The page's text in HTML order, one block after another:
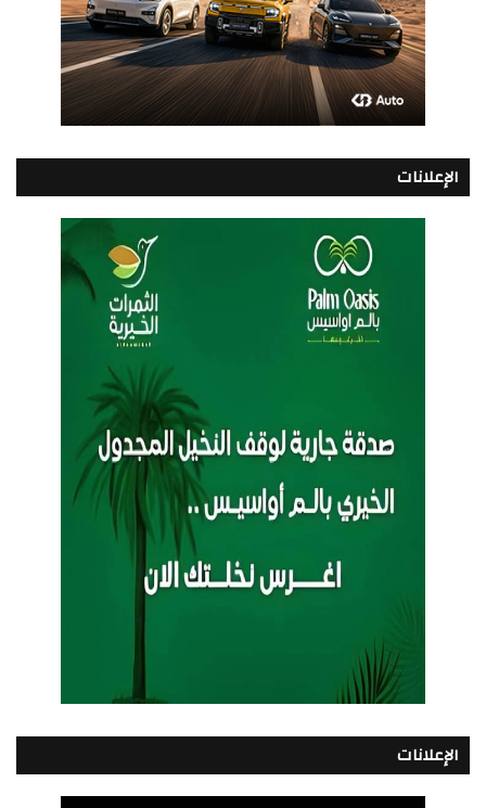
الإعلانات
الإعلانات